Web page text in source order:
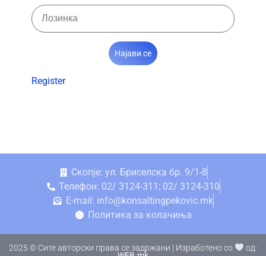
Најави се
Register
Скопје: ул. Бриселска бр. 9/1-8
Телефон: 02/ 3124-311; 02/ 3124-310
E-mail: info@konsaltingpekovic.mk
Политика за колачиња
2025 © Сите авторски права се задржани | Изработено со
од: